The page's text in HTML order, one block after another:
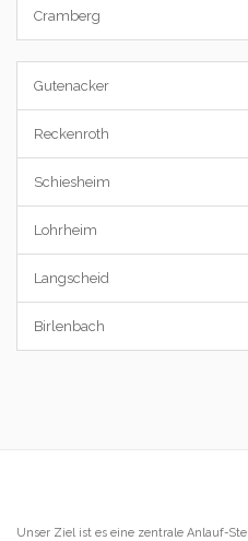
Cramberg
Gutenacker
Reckenroth
Schiesheim
Lohrheim
Langscheid
Birlenbach
Unser Ziel ist es eine zentrale Anlauf-